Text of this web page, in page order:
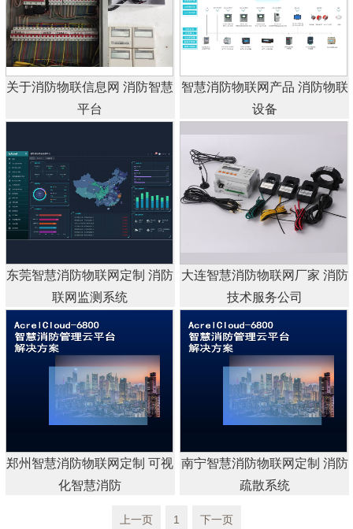
关于消防物联信息网 消防智慧
平台
智慧消防物联网产品 消防物联
设备
东莞智慧消防物联网定制 消防
联网监测系统
大连智慧消防物联网厂家 消防
技术服务公司
郑州智慧消防物联网定制 可视
化智慧消防
南宁智慧消防物联网定制 消防
疏散系统
上一页 1 下一页